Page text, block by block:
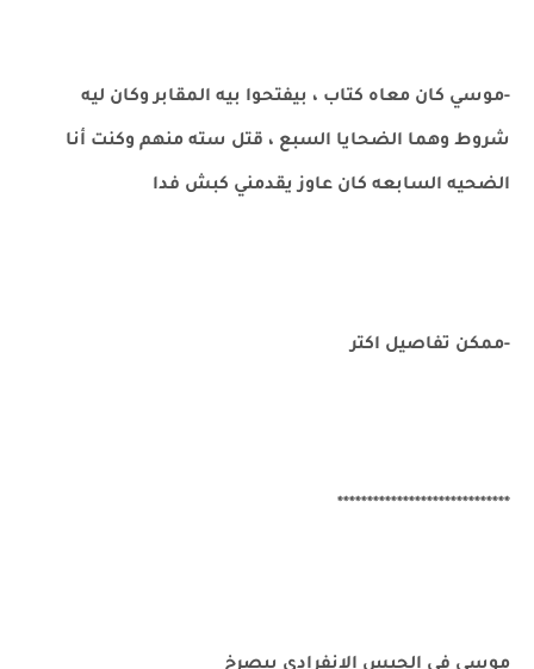
-موسي كان معاه كتاب ، بيفتحوا بيه المقابر وكان ليه
شروط وهما الضحايا السبع ، قتل سته منهم وكنت أنا
الضحيه السابعه كان عاوز يقدمني كبش فدا
-ممكن تفاصيل اكتر
*****************************